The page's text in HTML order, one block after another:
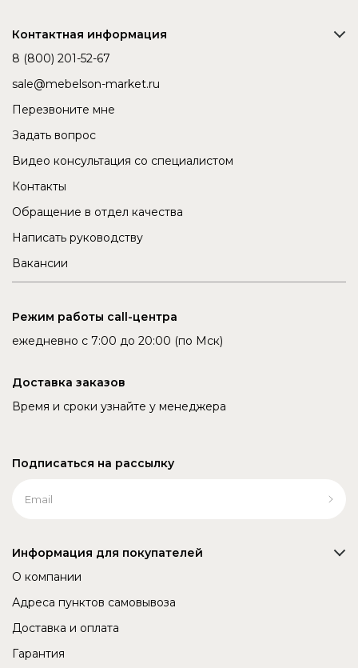
Контактная информация
8 (800) 201-52-67
sale@mebelson-market.ru
Перезвоните мне
Задать вопрос
Видео консультация со специалистом
Контакты
Обращение в отдел качества
Написать руководству
Вакансии
Режим работы call-центра
ежедневно с 7:00 до 20:00 (по Мск)
Доставка заказов
Время и сроки узнайте у менеджера
Подписаться на рассылку
Информация для покупателей
О компании
Адреса пунктов самовывоза
Доставка и оплата
Гарантия